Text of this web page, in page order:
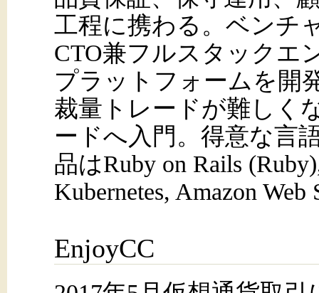
工程に携わる。ベンチ
CTO兼フルスタックエ
プラットフォームを開
裁量トレードが難しく
ードへ入門。得意な言
品はRuby on Rails
Kubernetes, Amazon Web
EnjoyCC